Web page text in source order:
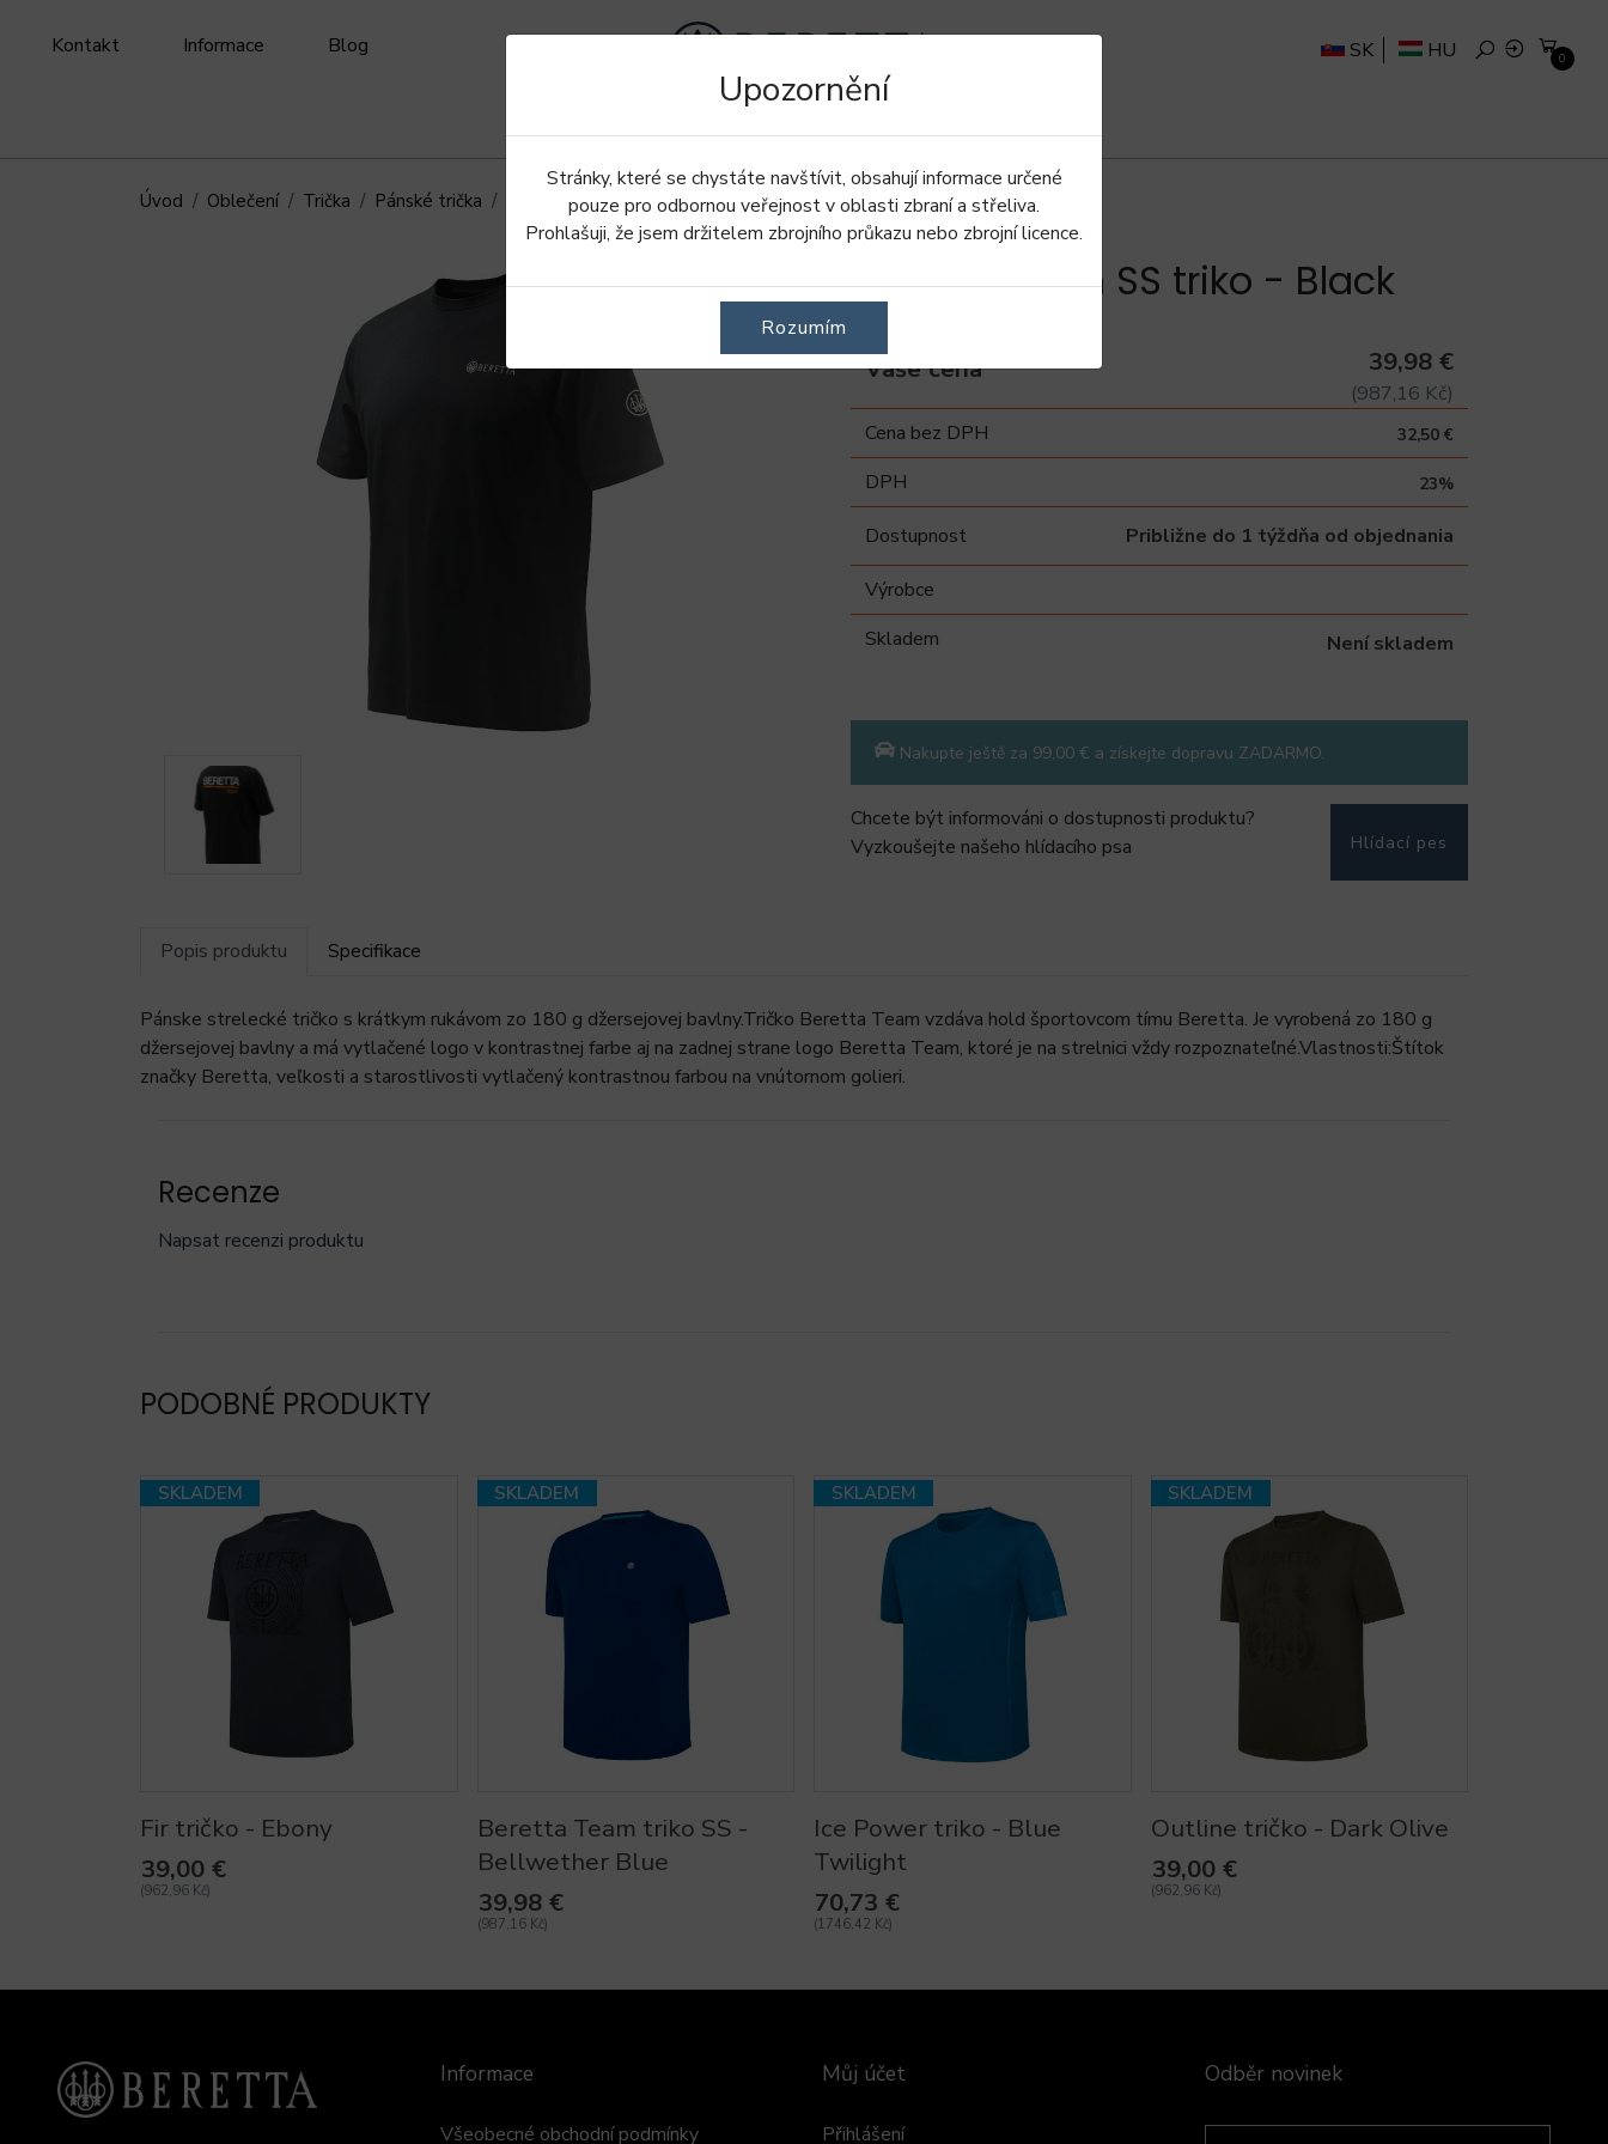
SK HU 0
Kontakt Informace Blog
Doplnky Oblečení Obuv
Úvod Oblečení Trička Pánské trička Beretta Team SS triko - Black
Beretta Team SS triko - Black
Vaše cena 39,98 €
(987,16 Kč)
Cena bez DPH
32,50 €
DPH 23%
Dostupnost Približne do 1 týždňa od objednania
Výrobce
Skladem
Není skladem
Nakupte ještě za 99,00 € a získejte dopravu ZADARMO.
Chcete být informováni o dostupnosti produktu?
Vyzkoušejte našeho hlídacího psa
Hlídací pes
Popis produktu Specifikace
Pánske strelecké tričko s krátkym rukávom zo 180 g džersejovej bavlny.Tričko Beretta Team vzdáva hold športovcom tímu Beretta. Je vyrobená zo 180 g
džersejovej bavlny a má vytlačené logo v kontrastnej farbe aj na zadnej strane logo Beretta Team, ktoré je na strelnici vždy rozpoznateľné.Vlastnosti:Štítok
značky Beretta, veľkosti a starostlivosti vytlačený kontrastnou farbou na vnútornom golieri.
Recenze
Napsat recenzi produktu
PODOBNÉ PRODUKTY
SKLADEM
Fir tričko - Ebony
39,00 €
(962,96 Kč)
SKLADEM
Beretta Team triko SS -
Bellwether Blue
39,98 €
(987,16 Kč)
SKLADEM
Ice Power triko - Blue
Twilight
70,73 €
(1746,42 Kč)
SKLADEM
Outline tričko - Dark Olive
39,00 €
(962,96 Kč)
Odběr novinek
Informace
Všeobecné obchodní podmínky
Můj účet
Přihlášení
Upozornění
Stránky, které se chystáte navštívit, obsahují informace určené
pouze pro odbornou veřejnost v oblasti zbraní a střeliva.
Prohlašuji, že jsem držitelem zbrojního průkazu nebo zbrojní licence.
Rozumím